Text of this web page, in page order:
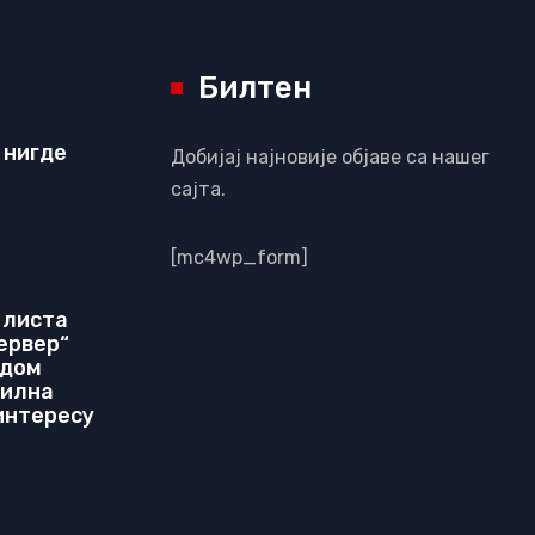
Билтен
Добијај најновије објаве са нашег
сајта.
[mc4wp_form]